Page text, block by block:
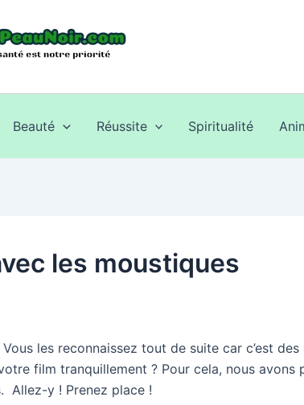
Beauté Réussite Spiritualité
les moustiques
les reconnaissez tout de suite car c’est des
film tranquillement ? Pour cela, nous avons
Allez-y ! Prenez place !